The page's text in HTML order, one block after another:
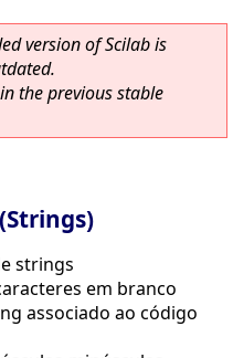
version of Scilab is
the previous stable
strings
em branco
associado ao código